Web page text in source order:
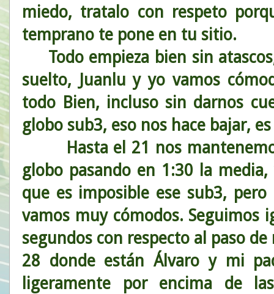
miedo, tratalo con respeto
temprano te pone en tu sitio.
Todo empieza bien sin
suelto, Juanlu y yo vamos
todo Bien, incluso sin darnos
globo sub3, eso nos hace bajar,
Hasta el 21 nos
globo pasando en 1:30 la
que es imposible ese sub3,
vamos muy cómodos. Seguimos
segundos con respecto al paso
28 donde están Álvaro y mi
ligeramente por encima de